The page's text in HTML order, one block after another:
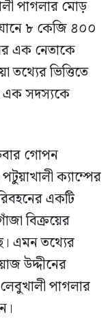
পাগলার মোড়
৮ কেজি ৪০০
এক নেতাকে
তথ্যের ভিত্তিতে
এক সদস্যকে
গোপন
ক্যাম্পের
একটি
বিক্রয়ের
এমন তথ্যের
উদ্দীনের
পাগলার